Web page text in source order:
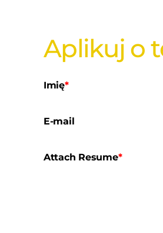
Aplikuj o
Imię*
E-mail
Attach Resume*